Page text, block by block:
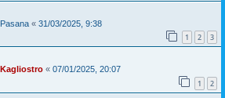
Pasana « 31/03/2025, 9:38
1 2 3
Kagliostro « 07/01/2025, 20:07
1 2